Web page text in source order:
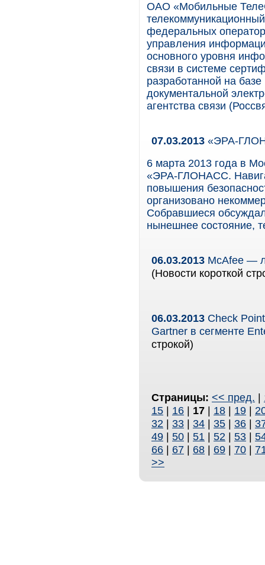
ОАО «Мобильные
федеральных
управления
основного уровня
связи в системе
разработанной на
документальной
агентства связи
07.03.2013 «ЭРА-
6 марта 2013 года в
«ЭРА-ГЛОНАСС.
повышения
организовано
Собравшиеся
нынешнее состояние,
06.03.2013 McAfee —
(Новости короткой
06.03.2013 Check
Gartner в сегменте
строкой)
Страницы: << пред. |
15 | 16 | 17 | 18 | 19 |
32 | 33 | 34 | 35 | 36 |
49 | 50 | 51 | 52 | 53 |
66 | 67 | 68 | 69 | 70 |
>>